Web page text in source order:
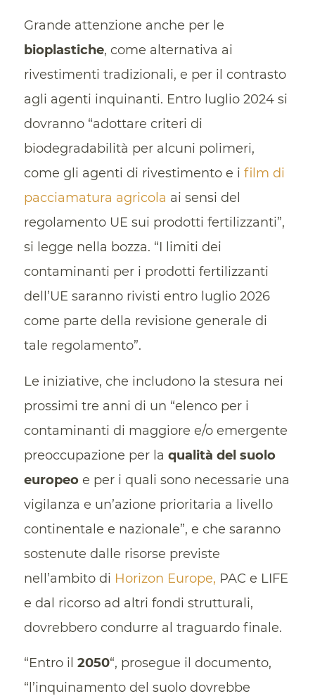
Grande attenzione anche per le
bioplastiche, come alternativa ai
rivestimenti tradizionali, e per il contrasto
agli agenti inquinanti. Entro luglio 2024 si
dovranno “adottare criteri di
biodegradabilità per alcuni polimeri,
come gli agenti di rivestimento e i film di
pacciamatura agricola ai sensi del
regolamento UE sui prodotti fertilizzanti”,
si legge nella bozza. “I limiti dei
contaminanti per i prodotti fertilizzanti
dell’UE saranno rivisti entro luglio 2026
come parte della revisione generale di
tale regolamento”.
Le iniziative, che includono la stesura nei
prossimi tre anni di un “elenco per i
contaminanti di maggiore e/o emergente
preoccupazione per la qualità del suolo
europeoe per i quali sono necessarie una
vigilanza e un’azione prioritaria a livello
continentale e nazionale”, e che saranno
sostenute dalle risorse previste
nell’ambito di Horizon Europe, PAC e LIFE
e dal ricorso ad altri fondi strutturali,
dovrebbero condurre al traguardo finale.
“Entro il 2050“, prosegue il documento,
“l’inquinamento del suolo dovrebbe